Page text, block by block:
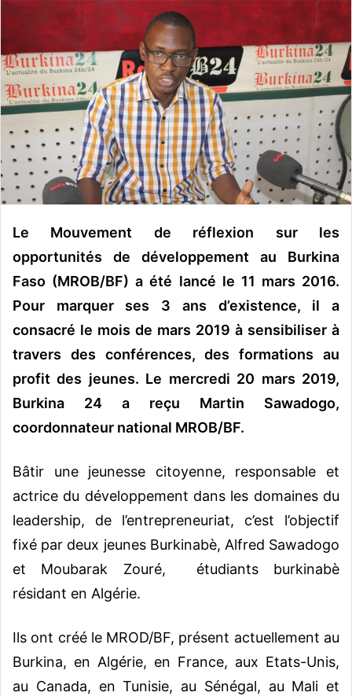
v
y
e
r
u
c
o
u
i
e
l
Le Mouvement de réflexion sur les
opportunités de développement au Burkina
Faso (MROB/BF) a été lancé le 11 mars 2016.
Pour marquer ses 3 ans d’existence, il a
consacré le mois de mars 2019 à sensibiliser à
travers des conférences, des formations au
profit des jeunes. Le mercredi 20 mars 2019,
Burkina 24 a reçu Martin Sawadogo,
coordonnateur national MROB/BF.
Bâtir une jeunesse citoyenne, responsable et
actrice du développement dans les domaines du
leadership, de l’entrepreneuriat, c’est l’objectif
fixé par deux jeunes Burkinabè, Alfred Sawadogo
et Moubarak Zouré, étudiants burkinabè
résidant en Algérie.
Ils ont créé le MROD/BF, présent actuellement au
Burkina, en Algérie, en France, aux Etats-Unis,
au Canada, en Tunisie, au Sénégal, au Mali et